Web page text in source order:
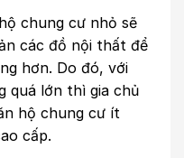
chung cư nhỏ sẽ
các đồ nội thất để
hơn. Do đó, với
quá lớn thì gia chủ
hộ chung cư ít
cấp.